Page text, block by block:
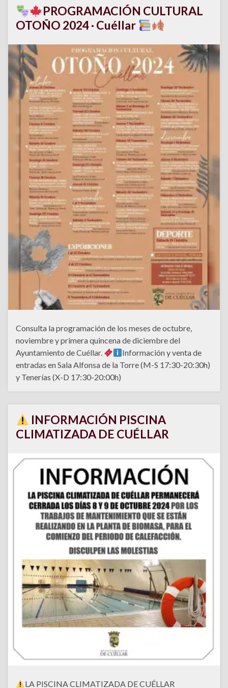
PROGRAMACIÓN CULTURAL
OTOÑO 2024 · Cuéllar
Consulta la programación de los meses de octubre,
noviembre y primera quincena de diciembre del
Ayuntamiento de Cuéllar.
Información y venta de
entradas en Sala Alfonsa de la Torre (M-S 17:30-20:30h)
y Tenerías (X-D 17:30-20:00h)
INFORMACIÓN PISCINA
CLIMATIZADA DE CUÉLLAR
LA PISCINA CLIMATIZADA DE CUÉLLAR